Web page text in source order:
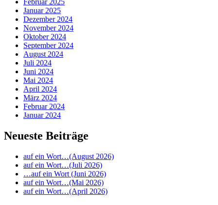
Februar 2025
Januar 2025
Dezember 2024
November 2024
Oktober 2024
September 2024
August 2024
Juli 2024
Juni 2024
Mai 2024
April 2024
März 2024
Februar 2024
Januar 2024
Neueste Beiträge
auf ein Wort…(August 2026)
auf ein Wort…(Juli 2026)
…auf ein Wort (Juni 2026)
auf ein Wort…(Mai 2026)
auf ein Wort…(April 2026)